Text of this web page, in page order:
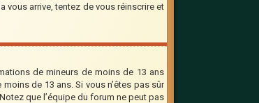
vous arrive, tentez de vous réinscrire et
de mineurs de moins de 13 ans
de 13 ans. Si vous n’êtes pas sûr
que l’équipe du forum ne peut pas